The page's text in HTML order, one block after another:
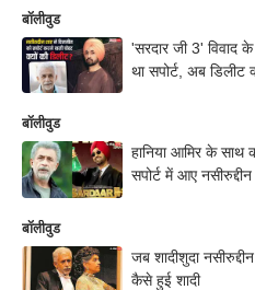
बॉलीवुड
'सरदार जी 3' विवाद
था सपोर्ट, अब डिलीट
बॉलीवुड
हानिया आमिर के
सपोर्ट में आए
बॉलीवुड
जब शादीशुदा
कैसे हुई शादी